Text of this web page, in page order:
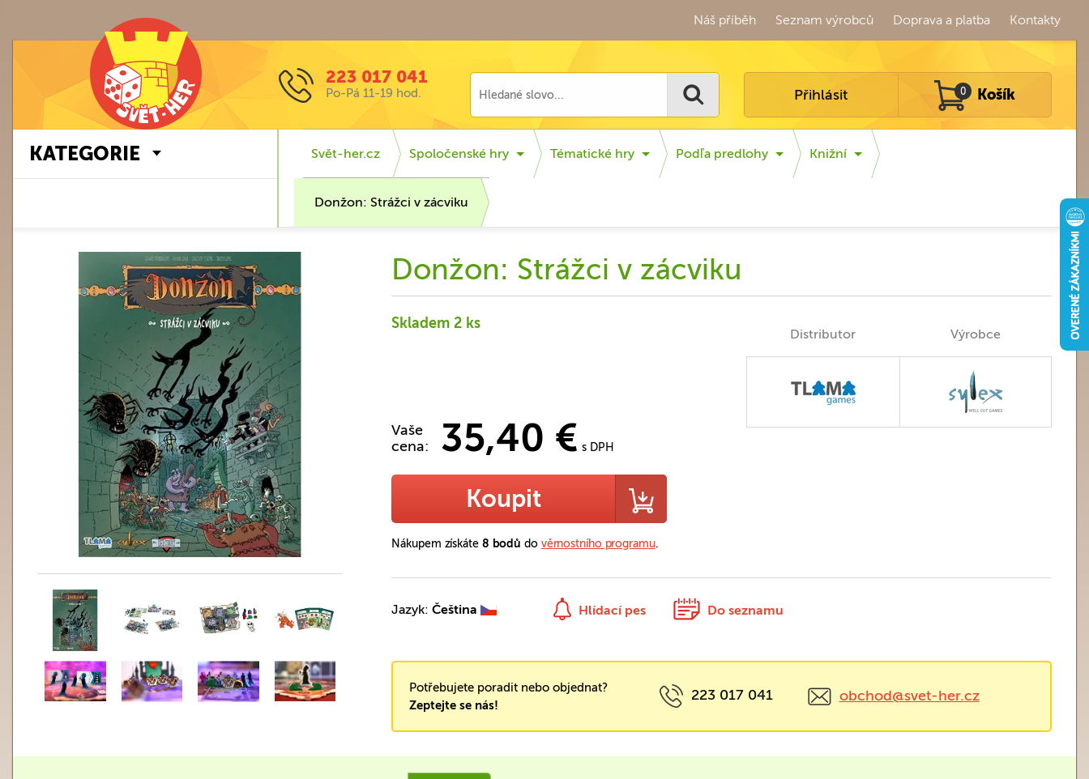
Náš příběh Seznam výrobců Doprava a platba Kontakty
223 017 041
Po-Pá 11-19 hod. Přihlásit 0 Košík
KATEGORIE Svět-her.cz Spoločenské hry Tématické hry Podľa predlohy Knižní
Donžon: Strážci v zácviku
Donžon: Strážci v zácviku
Vaše
cena:
35,40 € s DPH
Skladem 2 ks
Koupit
Nákupem získáte 8 bodů do věrnostního programu.
Distributor Výrobce
Jazyk:Čeština Hlídací pes Do seznamu
Potřebujete poradit nebo objednat?
Zeptejte se nás!
223 017 041 obchod@svet-her.cz